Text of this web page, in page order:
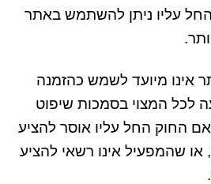
עליו ניתן להשתמש באתר
אינו מיועד לשמש כהזמנה
לכל המצוי בסמכות שיפוט
החוק החל עליו אוסר להציע
או שהמפעיל אינו רשאי להציע